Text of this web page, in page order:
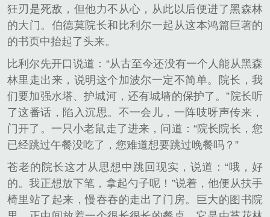
狂刃是死敌，但他力不从心，从此以后便进了黑森林
的大门。伯德莫院长和比利尔一起从这本鸿篇巨著的
的书页中抬起了头来。
比利尔先开口说道：“从古至今还没有一个人能从黑森
林里走出来，说明这个加波尔一定不简单。院长，我
们要加强水塔、护城河，还有城墙的保护了。”院长听
了这番话，陷入沉思。不一会儿，一阵吱呀声传来，
门开了。一只小老鼠走了进来，问道：“院长院长，您
已经跳过午餐没吃了，您难道想要跳过晚餐吗？”
苍老的院长这才从思想中跳回现实，说道：“哦，好
的。我正想放下笔，拿起勺子呢！”说着，他便从扶手
椅里站了起来，慢吞吞的走出了门房。巨大的图书院